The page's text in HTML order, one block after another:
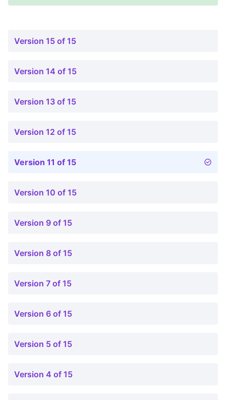
Version 15 of 15
Version 14 of 15
Version 13 of 15
Version 12 of 15
Version 11 of 15
Version 10 of 15
Version 9 of 15
Version 8 of 15
Version 7 of 15
Version 6 of 15
Version 5 of 15
Version 4 of 15